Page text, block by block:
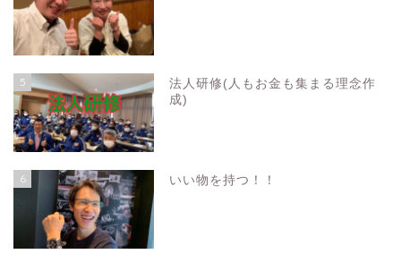
5
法人研修(人もお金も集まる理念作
成)
6 いい物を持つ！！